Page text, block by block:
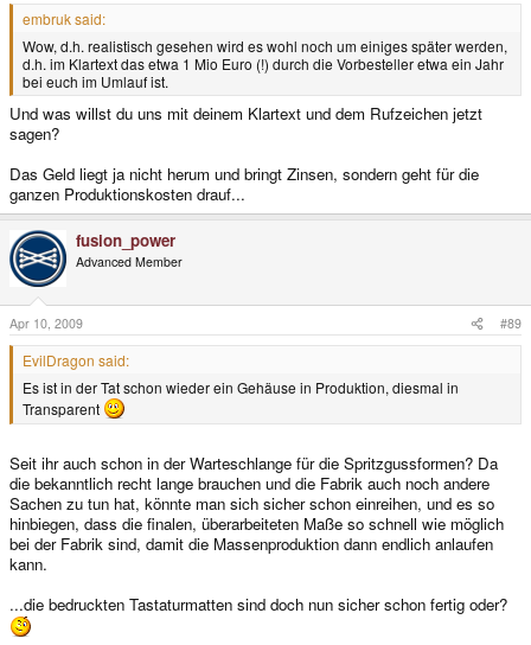
embruk said:
Wow, d.h. realistisch gesehen wird es wohl noch um einiges später werden,
d.h. im Klartext das etwa 1 Mio Euro (!) durch die Vorbesteller etwa ein Jahr
bei euch im Umlauf ist.
Und was willst du uns mit deinem Klartext und dem Rufzeichen jetzt
sagen?
Das Geld liegt ja nicht herum und bringt Zinsen, sondern geht für die
ganzen Produktionskosten drauf...
fusion_power
Advanced Member
Apr 10, 2009 #89
EvilDragon said:
Es ist in der Tat schon wieder ein Gehäuse in Produktion, diesmal in
Transparent
Seit ihr auch schon in der Warteschlange für die Spritzgussformen? Da
die bekanntlich recht lange brauchen und die Fabrik auch noch andere
Sachen zu tun hat, könnte man sich sicher schon einreihen, und es so
hinbiegen, dass die finalen, überarbeiteten Maße so schnell wie möglich
bei der Fabrik sind, damit die Massenproduktion dann endlich anlaufen
kann.
...die bedruckten Tastaturmatten sind doch nun sicher schon fertig oder?